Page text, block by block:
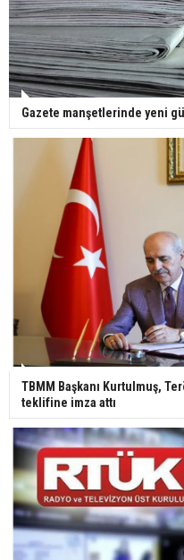
Gazete manşetlerinde yeni
TBMM Başkanı Kurtulmuş,
teklifine imza attı